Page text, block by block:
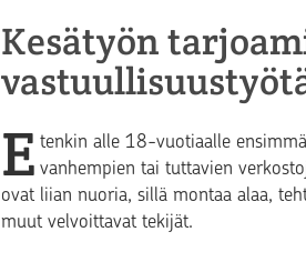
Kesätyön
E tenkin alle 18-vuotiaalle
vanhempien tai tuttavien
ovat liian nuoria, sillä montaa alaa,
muut velvoittavat tekijät.